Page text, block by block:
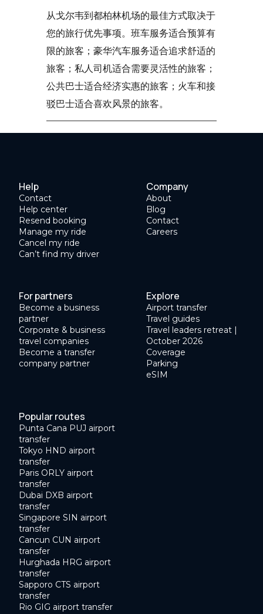
从戈尔韦到都柏林机场的最佳方式取决于
您的旅行优先事项。班车服务适合预算有
限的旅客；豪华汽车服务适合追求舒适的
旅客；私人司机适合需要灵活性的旅客；
公共巴士适合经济实惠的旅客；火车和接
驳巴士适合喜欢风景的旅客。
Help
Contact
Help center
Resend booking
Manage my ride
Cancel my ride
Can’t find my driver
Company
About
Blog
Contact
Careers
For partners
Become a business
partner
Corporate & business
travel companies
Become a transfer
company partner
Explore
Airport transfer
Travel guides
Travel leaders retreat |
October 2026
Coverage
Parking
eSIM
Popular routes
Punta Cana PUJ airport
transfer
Tokyo HND airport
transfer
Paris ORLY airport
transfer
Dubai DXB airport
transfer
Singapore SIN airport
transfer
Cancun CUN airport
transfer
Hurghada HRG airport
transfer
Sapporo CTS airport
transfer
Rio GIG airport transfer